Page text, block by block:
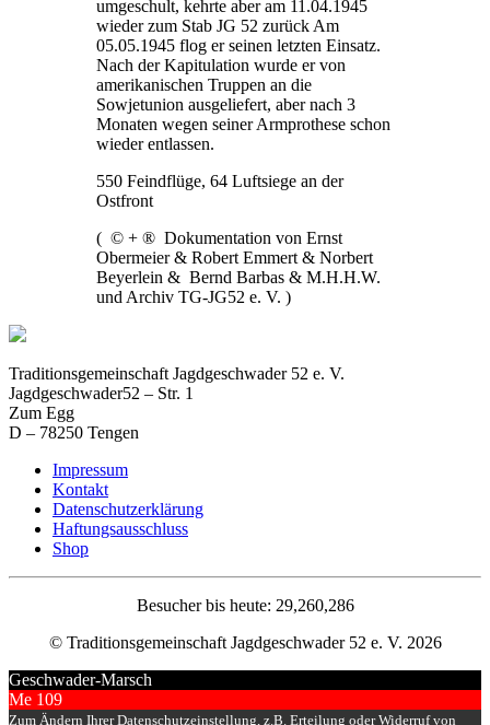
umgeschult, kehrte aber am 11.04.1945
wieder zum Stab JG 52 zurück Am
05.05.1945 flog er seinen letzten Einsatz.
Nach der Kapitulation wurde er von
amerikanischen Truppen an die
Sowjetunion ausgeliefert, aber nach 3
Monaten wegen seiner Armprothese schon
wieder entlassen.
550 Feindflüge, 64 Luftsiege an der
Ostfront
( © + ® Dokumentation von Ernst
Obermeier & Robert Emmert & Norbert
Beyerlein & Bernd Barbas & M.H.H.W.
und Archiv TG-JG52 e. V. )
Traditionsgemeinschaft Jagdgeschwader 52 e. V.
Jagdgeschwader52 – Str. 1
Zum Egg
D – 78250 Tengen
Impressum
Kontakt
Datenschutzerklärung
Haftungsausschluss
Shop
Besucher bis heute: 29,260,286
© Traditionsgemeinschaft Jagdgeschwader 52 e. V. 2026
Geschwader-Marsch
Me 109
Zum Ändern Ihrer Datenschutzeinstellung, z.B. Erteilung oder Widerruf von